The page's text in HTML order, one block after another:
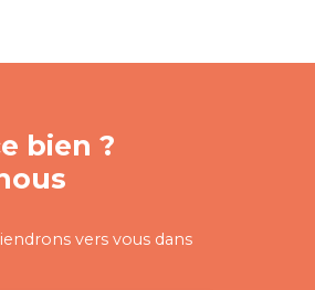
bien ?
vers vous dans